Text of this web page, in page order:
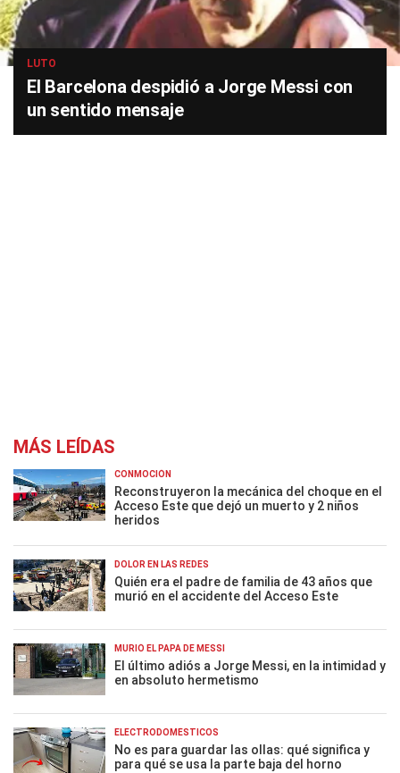
LUTO
El Barcelona despidió a Jorge Messi con
un sentido mensaje
MÁS LEÍDAS
CONMOCIÓN
Reconstruyeron la mecánica del choque en el
Acceso Este que dejó un muerto y 2 niños
heridos
DOLOR EN LAS REDES
Quién era el padre de familia de 43 años que
murió en el accidente del Acceso Este
MURIÓ EL PAPÁ DE MESSI
El último adiós a Jorge Messi, en la intimidad y
en absoluto hermetismo
ELECTRODOMÉSTICOS
No es para guardar las ollas: qué significa y
para qué se usa la parte baja del horno